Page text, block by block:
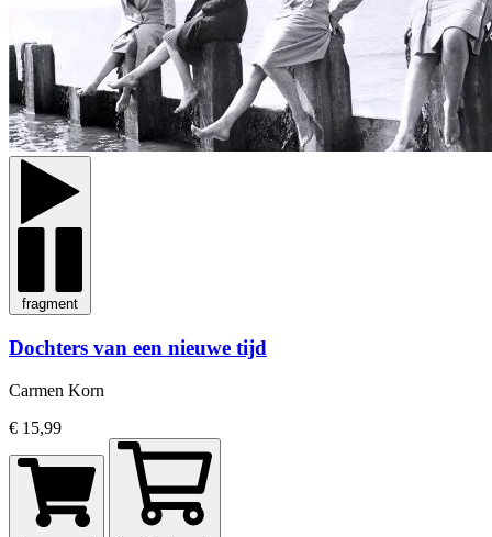
fragment
Dochters van een nieuwe tijd
Carmen Korn
€ 15,99